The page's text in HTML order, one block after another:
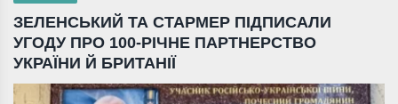
ЗЕЛЕНСЬКИЙ ТА СТАРМЕР ПІДПИСАЛИ
УГОДУ ПРО 100-РІЧНЕ ПАРТНЕРСТВО
УКРАЇНИ Й БРИТАНІЇ